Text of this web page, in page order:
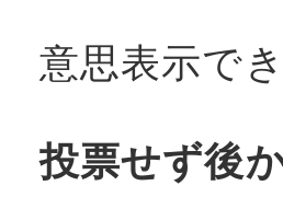
意思表示で
投票せず後